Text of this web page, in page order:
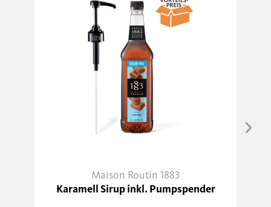
Maison Routin 1883
Karamell Sirup inkl. Pumpspender